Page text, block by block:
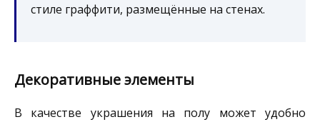
стиле граффити, размещённые на стенах.
Декоративные элементы
В качестве украшения на полу может удобно